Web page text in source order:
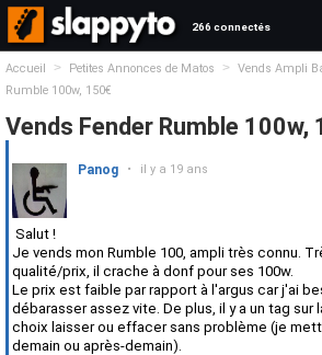
266 connectés
Accueil > Petites Annonces de Matos > Vends Ampli
Rumble 100w, 150€
Vends Fender Rumble 100w,
Panog • il y a 19 ans
Salut !
Je vends mon Rumble 100, ampli très connu.
qualité/prix, il crache à donf pour ses 100w.
Le prix est faible par rapport à l'argus car j'ai
débarasser assez vite. De plus, il y a un tag sur
choix laisser ou effacer sans problème (je
demain ou après-demain).